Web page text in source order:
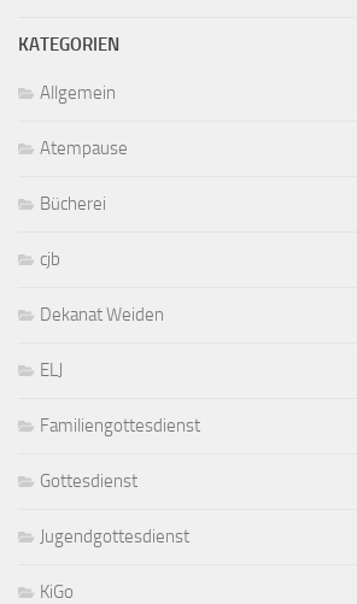
KATEGORIEN
Allgemein
Atempause
Bücherei
cjb
Dekanat Weiden
ELJ
Familiengottesdienst
Gottesdienst
Jugendgottesdienst
KiGo